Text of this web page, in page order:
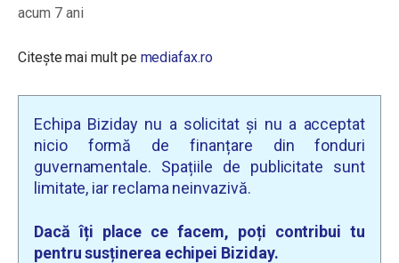
acum 7 ani
Citește mai mult pe mediafax.ro
Echipa Biziday nu a solicitat și nu a acceptat
nicio formă de finanțare din fonduri
guvernamentale. Spațiile de publicitate sunt
limitate, iar reclama neinvazivă.
Dacă îți place ce facem, poți contribui tu
pentru susținerea echipei Biziday.